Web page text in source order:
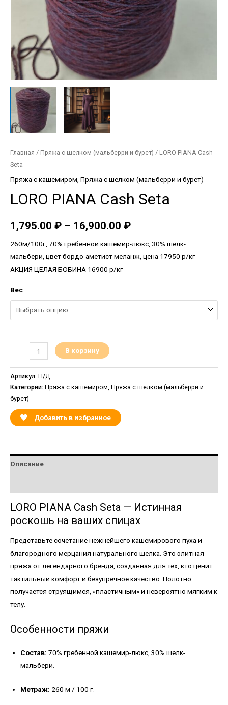
Главная / Пряжа с шелком (мальберри и бурет) / LORO PIANA Cash
Seta
Пряжа с кашемиром, Пряжа с шелком (мальберри и бурет)
LORO PIANA Cash Seta
1,795.00 ₽ – 16,900.00 ₽
260м/100г, 70% гребенной кашемир-люкс, 30% шелк-
мальбери, цвет бордо-аметист меланж, цена 17950 р/кг
АКЦИЯ ЦЕЛАЯ БОБИНА 16900 р/кг
Вес
В корзину
Артикул: Н/Д
Категории: Пряжа с кашемиром, Пряжа с шелком (мальберри и
бурет)
Добавить в избранное
Описание
LORO PIANA Cash Seta — Истинная
роскошь на ваших спицах
Представьте сочетание нежнейшего кашемирового пуха и
благородного мерцания натурального шелка. Это элитная
пряжа от легендарного бренда, созданная для тех, кто ценит
тактильный комфорт и безупречное качество. Полотно
получается струящимся, «пластичным» и невероятно мягким к
телу.
Особенности пряжи
Состав: 70% гребенной кашемир-люкс, 30% шелк-
мальбери.
Метраж: 260 м / 100 г.